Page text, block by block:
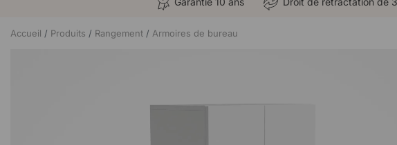
Accueil Produits Rangement Armoires de bureau